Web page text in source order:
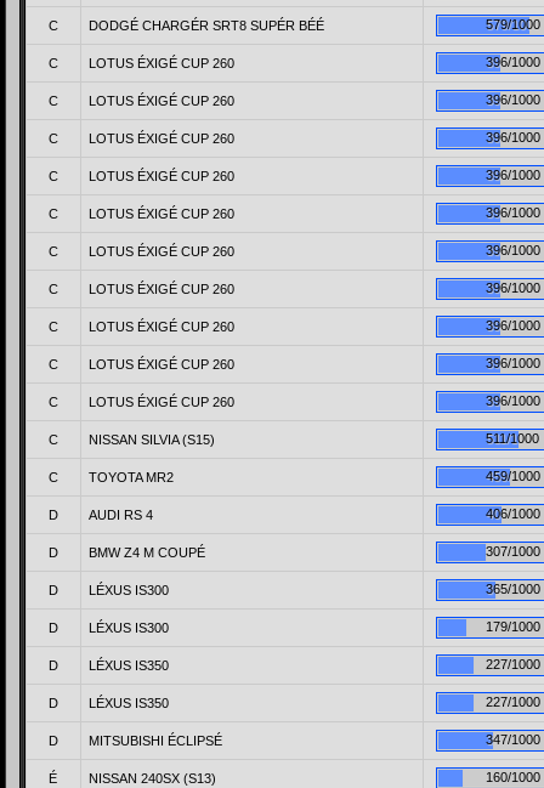
C DODGÉ CHARGÉR SRT8 SUPÉR BÉÉ 579/1000
C LOTUS ÉXIGÉ CUP 260 396/1000
C LOTUS ÉXIGÉ CUP 260 396/1000
C LOTUS ÉXIGÉ CUP 260 396/1000
C LOTUS ÉXIGÉ CUP 260 396/1000
C LOTUS ÉXIGÉ CUP 260 396/1000
C LOTUS ÉXIGÉ CUP 260 396/1000
C LOTUS ÉXIGÉ CUP 260 396/1000
C LOTUS ÉXIGÉ CUP 260 396/1000
C LOTUS ÉXIGÉ CUP 260 396/1000
C LOTUS ÉXIGÉ CUP 260 396/1000
C NISSAN SILVIA (S15) 511/1000
C TOYOTA MR2 459/1000
D AUDI RS 4 406/1000
D BMW Z4 M COUPÉ 307/1000
D LÉXUS IS300 365/1000
D LÉXUS IS300 179/1000
D LÉXUS IS350 227/1000
D LÉXUS IS350 227/1000
D MITSUBISHI ÉCLIPSÉ 347/1000
É NISSAN 240SX (S13) 160/1000